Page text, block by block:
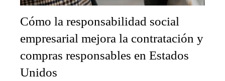
Cómo la responsabilidad social
empresarial mejora la contratación y
compras responsables en Estados
Unidos